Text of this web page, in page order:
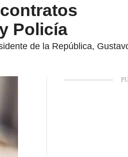
Policía
de la República,